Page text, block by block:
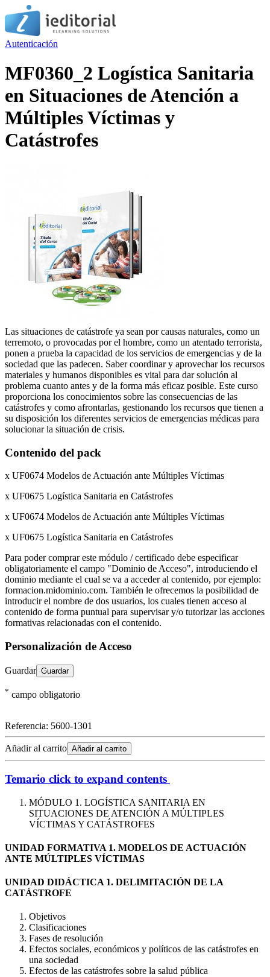
Autenticación
MF0360_2 Logística Sanitaria
en Situaciones de Atención a
Múltiples Víctimas y
Catástrofes
Las situaciones de catástrofe ya sean por causas naturales, como un
terremoto, o provocadas por el hombre, como un atentado terrorista,
ponen a prueba la capacidad de los servicios de emergencias y de la
sociedad que las padecen. Saber coordinar y aprovechar los recursos
materiales y humanos disponibles es vital para dar solución al
problema cuanto antes y de la forma más eficaz posible. Este curso
proporciona los conocimientos sobre las consecuencias de las
catástrofes y como afrontarlas, gestionando los recursos que tienen a
su disposición los diferentes servicios de emergencias médicas para
solucionar la situación de crisis.
Contenido del pack
x UF0674 Modelos de Actuación ante Múltiples Víctimas
x UF0675 Logística Sanitaria en Catástrofes
x UF0674 Modelos de Actuación ante Múltiples Víctimas
x UF0675 Logística Sanitaria en Catástrofes
Para poder comprar este módulo / certificado debe especificar
obligatoriamente el campo "Dominio de Acceso", introduciendo el
dominio mediante el cual se va a acceder al contenido, por ejemplo:
formacion.midominio.com. También le ofrecemos la posibilidad de
introducir el nombre de dos usuarios, los cuales tienen acceso al
contenido de forma puntual para supervisar y/o tutorizar las acciones
formativas relacionadas con el contenido.
Personalización de Acceso
Guardar
* campo obligatorio
Referencia: 5600-1301
Añadir al carrito Añadir al carrito
Temario click to expand contents
MÓDULO 1. LOGÍSTICA SANITARIA EN
SITUACIONES DE ATENCIÓN A MÚLTIPLES
VÍCTIMAS Y CATÁSTROFES
UNIDAD FORMATIVA 1. MODELOS DE ACTUACIÓN
ANTE MÚLTIPLES VÍCTIMAS
UNIDAD DIDÁCTICA 1. DELIMITACIÓN DE LA
CATÁSTROFE
Objetivos
Clasificaciones
Fases de resolución
Efectos sociales, económicos y políticos de las catástrofes en
una sociedad
Efectos de las catástrofes sobre la salud pública